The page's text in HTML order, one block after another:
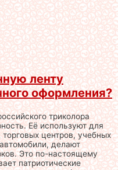
ленту
оформления?
триколора
Её используют для
центров, учебных
делают
Это по-настоящему
патриотические